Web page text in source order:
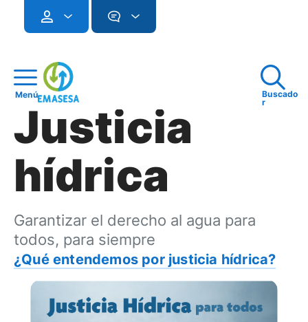
Menú
Buscado
r
Justicia
hídrica
Garantizar el derecho al agua para
todos, para siempre
¿Qué entendemos por justicia hídrica?